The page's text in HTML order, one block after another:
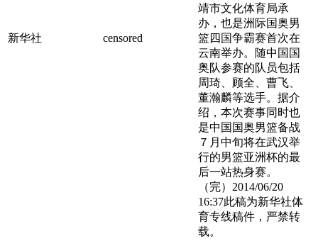
新华社 censored
靖市文化体育局承
办，也是洲际国奥男
篮四国争霸赛首次在
云南举办。随中国国
奥队参赛的队员包括
周琦、顾全、曹飞、
董瀚麟等选手。据介
绍，本次赛事同时也
是中国国奥男篮备战
７月中旬将在武汉举
行的男篮亚洲杯的最
后一站热身赛。
（完）2014/06/20
16:37此稿为新华社体
育专线稿件，严禁转
载。